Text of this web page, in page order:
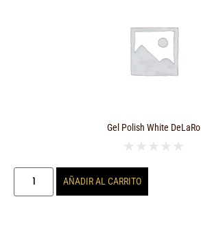
Gel Polish White DeLaRo
★ ★ ★ ★ ★
AÑADIR AL CARRITO